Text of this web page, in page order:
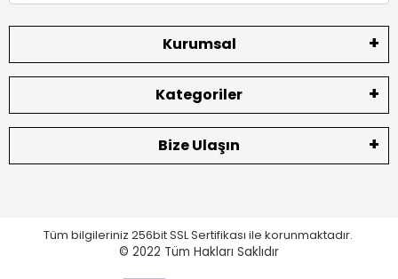
Kurumsal
Kategoriler
Bize Ulaşın
Tüm bilgileriniz 256bit SSL Sertifikası ile korunmaktadır.
© 2022 Tüm Hakları Saklıdır